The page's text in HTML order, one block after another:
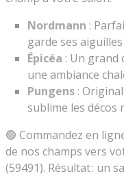
Nordmann :
garde ses
Épicéa : Un grand
une ambiance
Pungens :
sublime les décos
🟢 Commandez en
de nos champs vers
(59491). Résultat : un